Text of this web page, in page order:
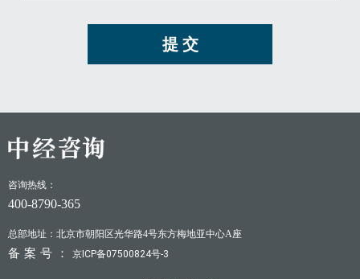
提 交
咨询热线：
400-8790-365
总部地址：北京市朝阳区光华路4号东方梅地亚中心A座
备案号： 京ICP备07500824号-3